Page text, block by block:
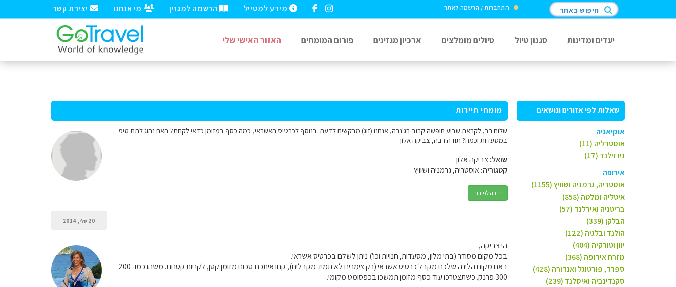
יצירת קשר מי אנחנו הרשמה למגזין מידע למטייל התחברות / הרשמה לאתר חיפוש באתר
יעדים ומדינות סגנון טיול טיולים מומלצים ארכיון מגזינים פורום המומחים האזור האישי שלי
שאלות לפי אזורים ונושאים
אוקיאניה
אוסטרליה (11)
ניו זילנד (17)
אירופה
אוסטריה, גרמניה ושוויץ (1155)
איטליה ומלטה (858)
בריטניה ואירלנד (57)
הבלקן (339)
הולנד ובלגיה (122)
יוון וטורקיה (404)
מזרח אירופה (368)
ספרד, פורטוגל ואנדורה (428)
סקנדינביה ואיסלנד (239)
מומחי תיירות
שלום רב, לקראת שבוע חופשה קרוב בג'נבה, אנחנו (זוג) מבקשים לדעת: בנוסף לכרטיס האשראי, כמה כסף במזומן כדאי לקחת? האם נהוג לתת טיפ
במסעדות וכמה? תודה רבה, צביקה אלון
שואל:צביקה אלון
קטגוריה:אוסטריה, גרמניה ושוויץ
חזרה לפורום
20 יולי, 2014
הי צביקה,
בכל מקום מסודר (בתי מלון, מסעדות, חנויות וכו') ניתן לשלם בכרטיס אשראי.
באם מקום הלינה שלכם מקבל כרטיס אשראי (רק צימרים לא תמיד מקבלים), קחו איתכם סכום מזומן קטן, לקניות קטנות. משהו כמו 200-
300 פרנק. כשתצטרכו עוד כסף מזומן תמשכו בכפסומט מקומי.